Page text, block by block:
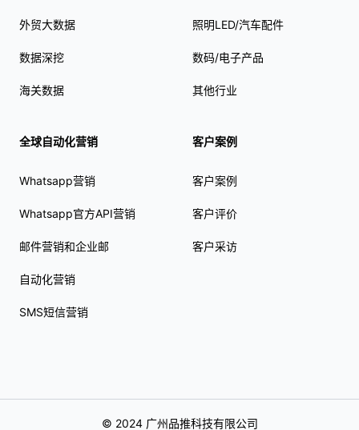
外贸大数据
数据深挖
海关数据
全球自动化营销
Whatsapp营销
Whatsapp官方API营销
邮件营销和企业邮
自动化营销
SMS短信营销
照明LED/汽车配件
数码/电子产品
其他行业
客户案例
客户案例
客户评价
客户采访
© 2024 广州品推科技有限公司